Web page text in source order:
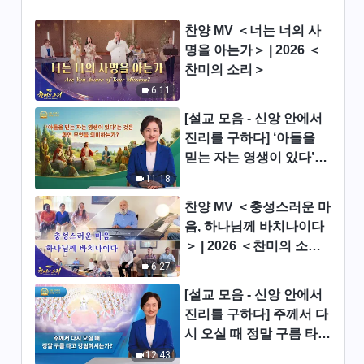
께 온전케 되길 갈망할수록 성령
은 더욱 역사하시리＞
5:01
찬양 뮤직비디오/MV ＜새 시대
의 계명＞
4:25
찬양 뮤직비디오/MV ＜하나님
은 인류가 계속 살아갈 수 있기
를 바라신다＞
4:50
찬양 뮤직비디오/MV ＜모든 일
에서 하나님을 증거해야 그를 만
족게 할 수 있으리＞
3:23
전능하신 하나님 교회 찬양 ＜사
람에게 모든 희망 품으신 하나님
＞(솔로 찬양)
6:11
찬양 MV ＜너는 너의 사
명을 아는가＞ | 2026 ＜
찬미의 소리＞
11:18
[설교 모음 - 신앙 안에서
진리를 구하다] ‘아들을
믿는 자는 영생이 있다’는
6:27
찬양 MV ＜충성스러운 마
음, 하나님께 바치나이다
＞ | 2026 ＜찬미의 소리
12:43
[설교 모음 - 신앙 안에서
진리를 구하다] 주께서 다
시 오실 때 정말 구름 타고